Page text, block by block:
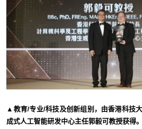
▲教育/专业/科技及创新组别，由香港科技
成式人工智能研发中心主任郭毅可教授获得。